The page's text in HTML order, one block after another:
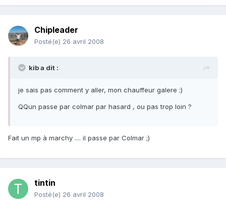
Chipleader
Posté(e) 26 avril 2008
kib a dit :
je sais pas comment y aller, mon chauffeur galere :)
QQun passe par colmar par hasard , ou pas trop loin ?
Fait un mp à marchy .... il passe par Colmar ;)
tintin
Posté(e) 26 avril 2008